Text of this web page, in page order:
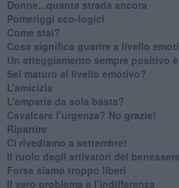
Donne...quanta strada ancora
​Pomeriggi eco-logici
​Come stai?
Cosa significa guarire a livello
​Un atteggiamento sempre positivo
​Sei maturo al livello emotivo?
​L’amicizia
​L’empatia da sola basta?
​Cavalcare l’urgenza? No grazie!
Ripartire
​Ci rivediamo a settembre!
​Il ruolo degli attivatori del benessere
​Forse siamo troppo liberi
​Il vero problema è l’indifferenza